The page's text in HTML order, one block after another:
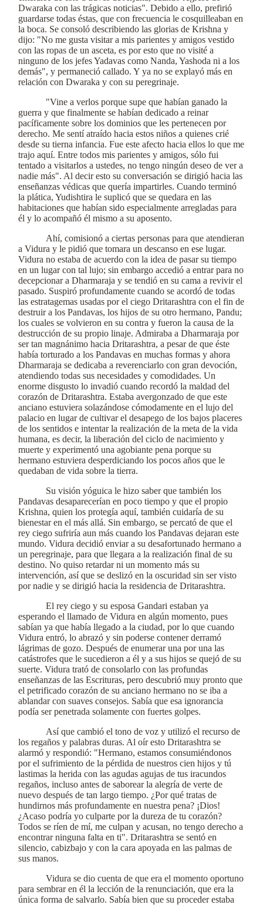
Dwaraka con las trágicas noticias". Debido a ello, prefirió
guardarse todas éstas, que con frecuencia le cosquilleaban en
la boca. Se consoló describiendo las glorias de Krishna y
dijo: "No me gusta visitar a mis parientes y amigos vestido
con las ropas de un asceta, es por esto que no visité a
ninguno de los jefes Yadavas como Nanda, Yashoda ni a los
demás", y permaneció callado. Y ya no se explayó más en
relación con Dwaraka y con su peregrinaje.
"Vine a verlos porque supe que habían ganado la
guerra y que finalmente se habían dedicado a reinar
pacíficamente sobre los dominios que les pertenecen por
derecho. Me sentí atraído hacia estos niños a quienes crié
desde su tierna infancia. Fue este afecto hacia ellos lo que me
trajo aquí. Entre todos mis parientes y amigos, sólo fui
tentado a visitarlos a ustedes, no tengo ningún deseo de ver a
nadie más". Al decir esto su conversación se dirigió hacia las
enseñanzas védicas que quería impartirles. Cuando terminó
la plática, Yudishtira le suplicó que se quedara en las
habitaciones que habían sido especialmente arregladas para
él y lo acompañó él mismo a su aposento.
Ahí, comisionó a ciertas personas para que atendieran
a Vidura y le pidió que tomara un descanso en ese lugar.
Vidura no estaba de acuerdo con la idea de pasar su tiempo
en un lugar con tal lujo; sin embargo accedió a entrar para no
decepcionar a Dharmaraja y se tendió en su cama a revivir el
pasado. Suspiró profundamente cuando se acordó de todas
las estratagemas usadas por el ciego Dritarashtra con el fin de
destruir a los Pandavas, los hijos de su otro hermano, Pandu;
los cuales se volvieron en su contra y fueron la causa de la
destrucción de su propio linaje. Admiraba a Dharmaraja por
ser tan magnánimo hacia Dritarashtra, a pesar de que éste
había torturado a los Pandavas en muchas formas y ahora
Dharmaraja se dedicaba a reverenciarlo con gran devoción,
atendiendo todas sus necesidades y comodidades. Un
enorme disgusto lo invadió cuando recordó la maldad del
corazón de Dritarashtra. Estaba avergonzado de que este
anciano estuviera solazándose cómodamente en el lujo del
palacio en lugar de cultivar el desapego de los bajos placeres
de los sentidos e intentar la realización de la meta de la vida
humana, es decir, la liberación del ciclo de nacimiento y
muerte y experimentó una agobiante pena porque su
hermano estuviera desperdiciando los pocos años que le
quedaban de vida sobre la tierra.
Su visión yóguica le hizo saber que también los
Pandavas desaparecerían en poco tiempo y que el propio
Krishna, quien los protegía aquí, también cuidaría de su
bienestar en el más allá. Sin embargo, se percató de que el
rey ciego sufriría aun más cuando los Pandavas dejaran este
mundo. Vidura decidió enviar a su desafortunado hermano a
un peregrinaje, para que llegara a la realización final de su
destino. No quiso retardar ni un momento más su
intervención, así que se deslizó en la oscuridad sin ser visto
por nadie y se dirigió hacia la residencia de Dritarashtra.
El rey ciego y su esposa Gandari estaban ya
esperando el llamado de Vidura en algún momento, pues
sabían ya que había llegado a la ciudad, por lo que cuando
Vidura entró, lo abrazó y sin poderse contener derramó
lágrimas de gozo. Después de enumerar una por una las
catástrofes que le sucedieron a él y a sus hijos se quejó de su
suerte. Vidura trató de consolarlo con las profundas
enseñanzas de las Escrituras, pero descubrió muy pronto que
el petrificado corazón de su anciano hermano no se iba a
ablandar con suaves consejos. Sabía que esa ignorancia
podía ser penetrada solamente con fuertes golpes.
Así que cambió el tono de voz y utilizó el recurso de
los regaños y palabras duras. Al oír esto Dritarashtra se
alarmó y respondió: "Hermano, estamos consumiéndonos
por el sufrimiento de la pérdida de nuestros cien hijos y tú
lastimas la herida con las agudas agujas de tus iracundos
regaños, incluso antes de saborear la alegría de verte de
nuevo después de tan largo tiempo. ¿Por qué tratas de
hundirnos más profundamente en nuestra pena? ¡Dios!
¿Acaso podría yo culparte por la dureza de tu corazón?
Todos se ríen de mí, me culpan y acusan, no tengo derecho a
encontrar ninguna falta en ti". Dritarashtra se sentó en
silencio, cabizbajo y con la cara apoyada en las palmas de
sus manos.
Vidura se dio cuenta de que era el momento oportuno
para sembrar en él la lección de la renunciación, que era la
única forma de salvarlo. Sabía bien que su proceder estaba